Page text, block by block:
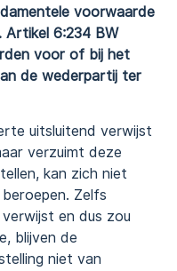
voorwaarde
Artikel 6:234 BW
voor of bij het
de wederpartij ter
uitsluitend verwijst
verzuimt deze
kan zich niet
Zelfs
en dus zou
blijven de
niet van